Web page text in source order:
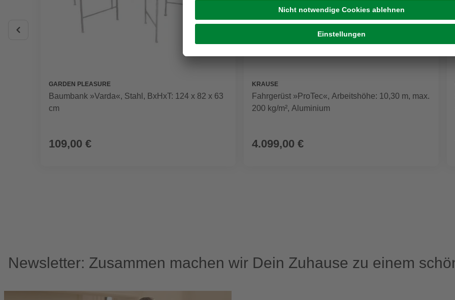
GARDEN PLEASURE
Baumbank »Varda«, Stahl, BxHxT: 124 x 82 x 63
cm
109,00 €
KRAUSE
Fahrgerüst »ProTec«, Arbeitshöhe: 10,30 m, max.
200 kg/m², Aluminium
4.099,00 €
Newsletter: Zusammen machen wir Dein Zuhause zu einem